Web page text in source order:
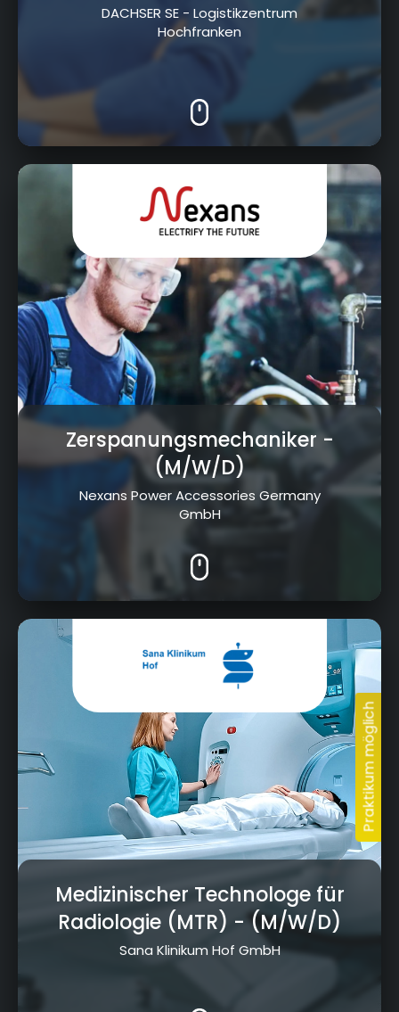
Heyho!
Bereit, deine Ausbildung
in Hof zu finden?
DACHSER SE - Logistikzentrum
Hochfranken
Ferdinand-Porsche-Straße 12, 95028 Hof /
Zerspanungsmechaniker -
(M/W/D)
Nexans Power Accessories Germany
GmbH
Eppenreuther Straße 9, 95032 Hof
Medizinischer Technologe für
Radiologie (MTR) - (M/W/D)
Sana Klinikum Hof GmbH